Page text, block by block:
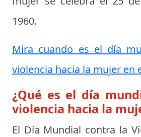
1960.
Mira cuando es el día
violencia hacia la mujer en
¿Qué es el día
violencia hacia la
El Día Mundial contra la